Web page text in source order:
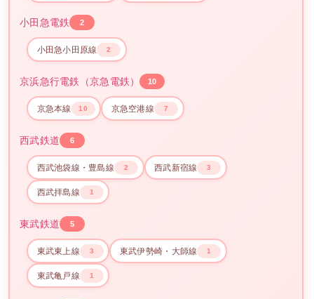
小田急電鉄 2
小田急小田原線 2
京浜急行電鉄（京急電鉄） 10
京急本線 10 京急空港線 7
西武鉄道 6
西武池袋線・豊島線 2 西武新宿線 3
西武拝島線 1
東武鉄道 5
東武東上線 3 東武伊勢崎・大師線 1
東武亀戸線 1